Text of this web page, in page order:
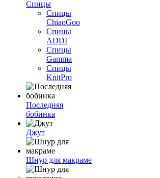
Спицы
Спицы
ChiaoGoo
Спицы
ADDI
Спицы
Gamma
Спицы
KnitPro
Последняя
бобинка
Джут
Шнур для макраме